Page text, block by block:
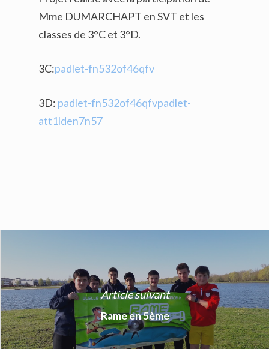
Mme DUMARCHAPT en SVT et les
classes de 3°C et 3°D.
3C:padlet-fn532of46qfv
3D: padlet-fn532of46qfvpadlet-
att1lden7n57
Article suivant
Rame en 5ème